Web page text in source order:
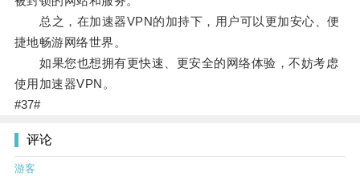
总之，在加速器VPN的加持下，用户可以更加安心、便
捷地畅游网络世界。
如果您也想拥有更快速、更安全的网络体验，不妨考虑
使用加速器VPN。
#37#
评论
游客